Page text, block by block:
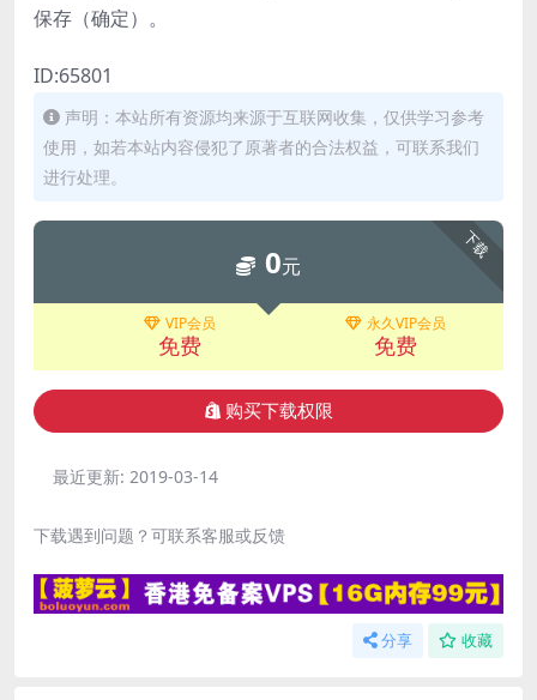
保存（确定）。
ID:65801
声明：本站所有资源均来源于互联网收集，仅供学习参考
使用，如若本站内容侵犯了原著者的合法权益，可联系我们
进行处理。
下载
0元
VIP会员
免费
永久VIP会员
免费
购买下载权限
最近更新: 2019-03-14
下载遇到问题？可联系客服或反馈
分享 收藏